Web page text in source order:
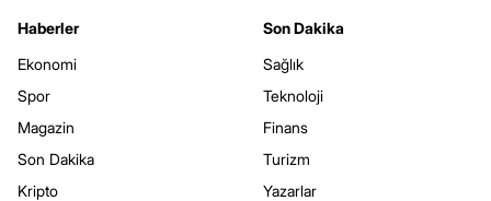
Haberler
Ekonomi
Spor
Magazin
Son Dakika
Kripto
Son Dakika
Sağlık
Teknoloji
Finans
Turizm
Yazarlar